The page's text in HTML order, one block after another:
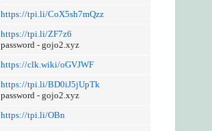
https://tpi.li/CoX5sh7mQzz
https://tpi.li/ZF7z6
password - gojo2.xyz
https://clk.wiki/oGVJWF
https://tpi.li/BD0iJ5jUpTk
password - gojo2.xyz
https://tpi.li/OBn